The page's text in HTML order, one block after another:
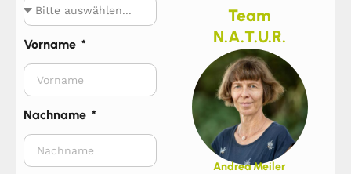
Vorname
Nachname
Team
N.A.T.U.R.
Andrea Meiler